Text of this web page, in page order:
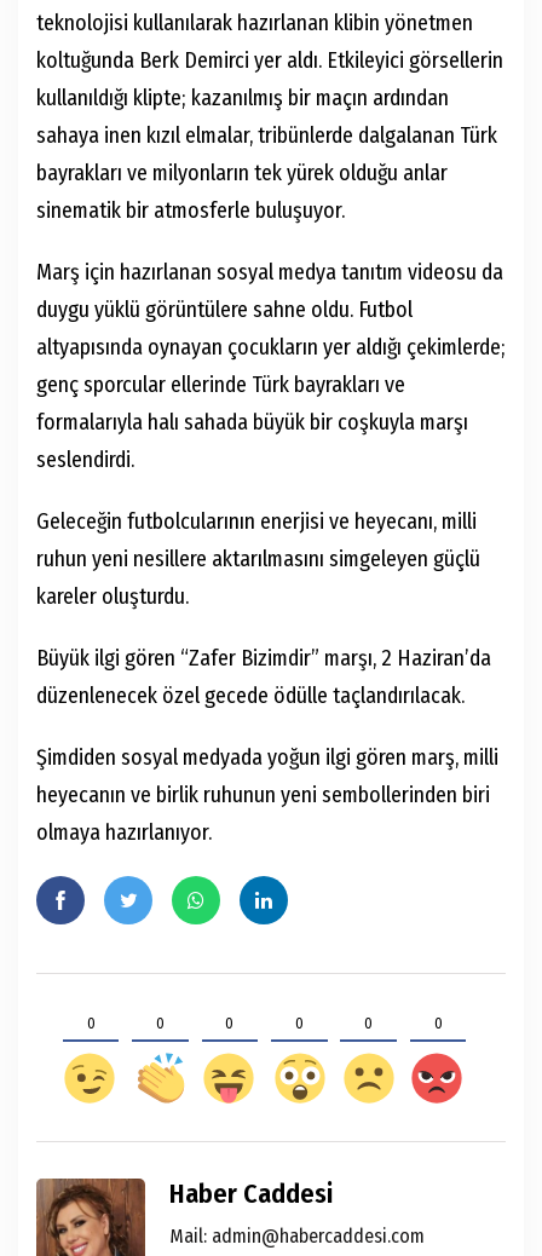
teknolojisi kullanılarak hazırlanan klibin yönetmen
koltuğunda Berk Demirci yer aldı. Etkileyici görsellerin
kullanıldığı klipte; kazanılmış bir maçın ardından
sahaya inen kızıl elmalar, tribünlerde dalgalanan Türk
bayrakları ve milyonların tek yürek olduğu anlar
sinematik bir atmosferle buluşuyor.
Marş için hazırlanan sosyal medya tanıtım videosu da
duygu yüklü görüntülere sahne oldu. Futbol
altyapısında oynayan çocukların yer aldığı çekimlerde;
genç sporcular ellerinde Türk bayrakları ve
formalarıyla halı sahada büyük bir coşkuyla marşı
seslendirdi.
Geleceğin futbolcularının enerjisi ve heyecanı, milli
ruhun yeni nesillere aktarılmasını simgeleyen güçlü
kareler oluşturdu.
Büyük ilgi gören “Zafer Bizimdir” marşı, 2 Haziran’da
düzenlenecek özel gecede ödülle taçlandırılacak.
Şimdiden sosyal medyada yoğun ilgi gören marş, milli
heyecanın ve birlik ruhunun yeni sembollerinden biri
olmaya hazırlanıyor.
0 0 0 0 0 0
Haber Caddesi
Mail: admin@habercaddesi.com